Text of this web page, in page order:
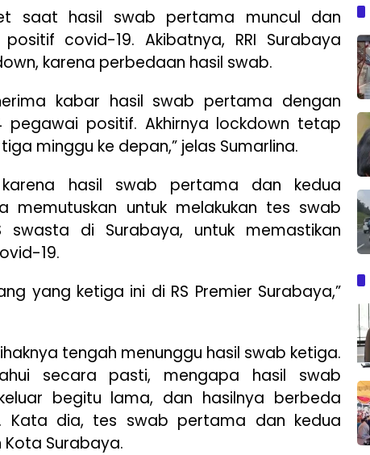
saat hasil swab pertama muncul dan
covid-19. Akibatnya, RRI Surabaya
karena perbedaan hasil swab.
kabar hasil swab pertama dengan
pegawai positif. Akhirnya lockdown tetap
minggu ke depan,” jelas Sumarlina.
hasil swab pertama dan kedua
memutuskan untuk melakukan tes swab
di Surabaya, untuk memastikan
19.
yang ketiga ini di RS Premier Surabaya,”
tengah menunggu hasil swab ketiga.
secara pasti, mengapa hasil swab
begitu lama, dan hasilnya berbeda
Kata dia, tes swab pertama dan kedua
Surabaya.